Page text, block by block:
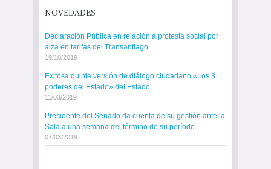
NOVEDADES
Declaración Pública en relación a protesta social por
alza en tarifas del Transantiago
19/10/2019
Exitosa quinta versión de diálogo ciudadano «Los 3
poderes del Estado» del Estado
11/03/2019
Presidente del Senado da cuenta de su gestión ante la
Sala a una semana del término de su período
07/03/2019